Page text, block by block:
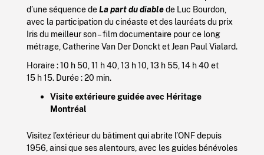
d’une séquence deLa part du diablede Luc Bourdon,
avec la participation du cinéaste et des lauréats du prix
Iris du meilleur son – film documentaire pour ce long
métrage, Catherine Van Der Donckt et Jean Paul Vialard.
Horaire : 10 h 50, 11 h 40, 13 h 10, 13 h 55, 14 h 40 et
15 h 15. Durée : 20 min.
Visite extérieure guidée avec Héritage
Montréal
Visitez l’extérieur du bâtiment qui abrite l’ONF depuis
1956, ainsi que ses alentours, avec les guides bénévoles